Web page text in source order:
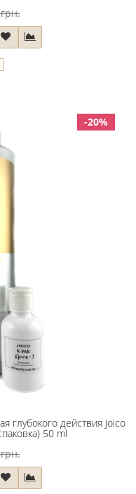
-20%
глyбoкoгo дeйcтвия Joico
50 ml